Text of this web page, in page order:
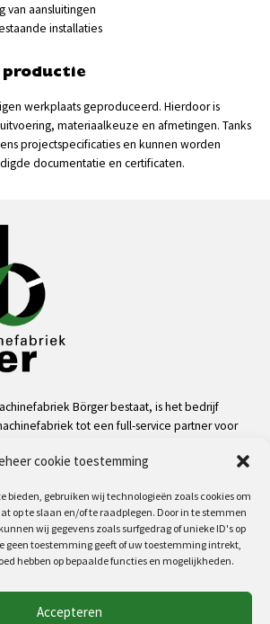
cookie toestemming
bieden, gebruiken wij technologieën zoals cookies om
op te slaan en/of te raadplegen. Door in te stemmen
wij gegevens zoals surfgedrag of unieke ID's op
geen toestemming geeft of uw toestemming intrekt,
hebben op bepaalde functies en mogelijkheden.
Accepteren
van aansluitingen
installaties
productie
werkplaats geproduceerd. Hierdoor is
materiaalkeuze en afmetingen. Tanks
projectspecificaties en kunnen worden
documentatie en certificaten.
Börger bestaat, is het bedrijf
tot een full-service partner voor
op het gebied van service, machinale